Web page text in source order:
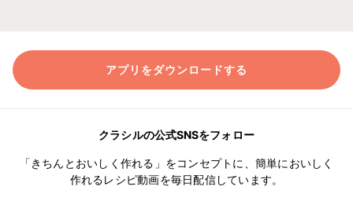
アプリをダウンロードする
クラシルの公式SNSをフォロー
「きちんとおいしく作れる」をコンセプトに、簡単においしく
作れるレシピ動画を毎日配信しています。